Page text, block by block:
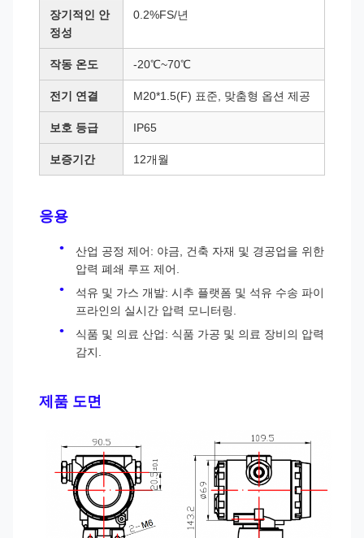
장기적인 안
정성
0.2%FS/년
작동 온도 -20℃~70℃
전기 연결 M20*1.5(F) 표준, 맞춤형 옵션 제공
보호 등급 IP65
보증기간 12개월
응용
산업 공정 제어: 야금, 건축 자재 및 경공업을 위한
압력 폐쇄 루프 제어.
석유 및 가스 개발: 시추 플랫폼 및 석유 수송 파이
프라인의 실시간 압력 모니터링.
식품 및 의료 산업: 식품 가공 및 의료 장비의 압력
감지.
제품 도면